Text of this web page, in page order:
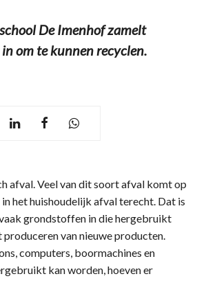
De Imenhof zamelt
om te kunnen recyclen.
afval. Veel van dit soort afval komt op
het huishoudelijk afval terecht. Dat is
grondstoffen in die hergebruikt
van nieuwe producten.
computers, boormachines en
kan worden, hoeven er